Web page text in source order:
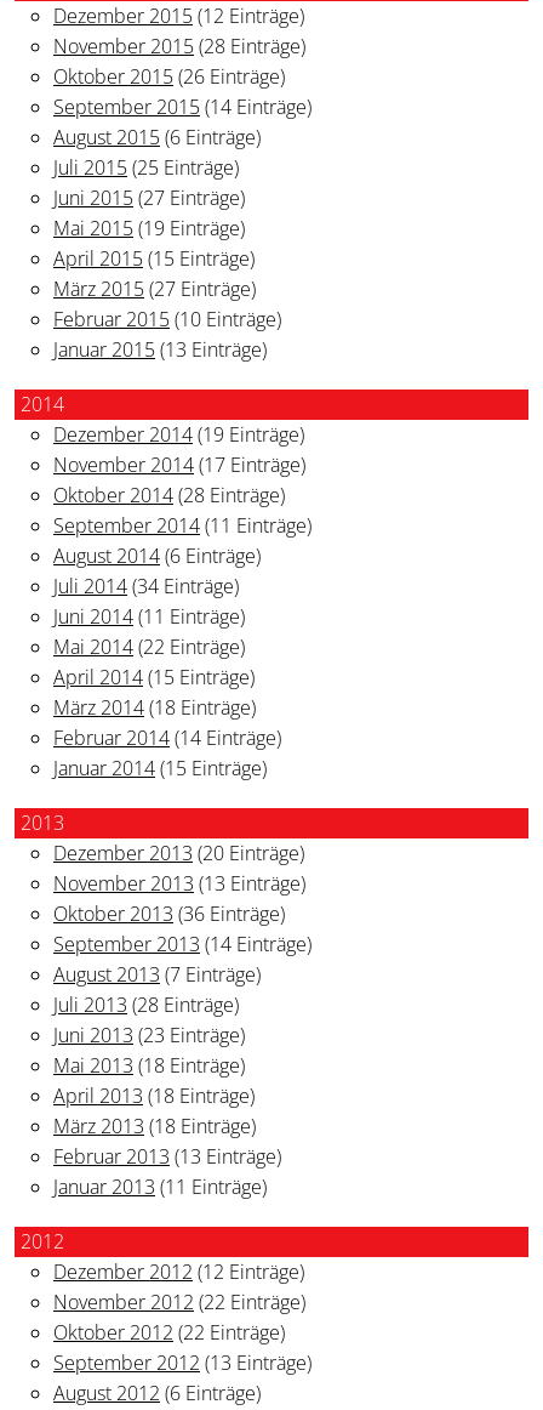
Dezember 2015(12 Einträge)
November 2015(28 Einträge)
Oktober 2015(26 Einträge)
September 2015(14 Einträge)
August 2015(6 Einträge)
Juli 2015(25 Einträge)
Juni 2015(27 Einträge)
Mai 2015(19 Einträge)
April 2015(15 Einträge)
März 2015(27 Einträge)
Februar 2015(10 Einträge)
Januar 2015(13 Einträge)
2014
Dezember 2014(19 Einträge)
November 2014(17 Einträge)
Oktober 2014(28 Einträge)
September 2014(11 Einträge)
August 2014(6 Einträge)
Juli 2014(34 Einträge)
Juni 2014(11 Einträge)
Mai 2014(22 Einträge)
April 2014(15 Einträge)
März 2014(18 Einträge)
Februar 2014(14 Einträge)
Januar 2014(15 Einträge)
2013
Dezember 2013 (20 Einträge)
November 2013 (13 Einträge)
Oktober 2013 (36 Einträge)
September 2013 (14 Einträge)
August 2013 (7 Einträge)
Juli 2013 (28 Einträge)
Juni 2013 (23 Einträge)
Mai 2013 (18 Einträge)
April 2013 (18 Einträge)
März 2013 (18 Einträge)
Februar 2013 (13 Einträge)
Januar 2013 (11 Einträge)
2012
Dezember 2012 (12 Einträge)
November 2012 (22 Einträge)
Oktober 2012 (22 Einträge)
September 2012 (13 Einträge)
August 2012 (6 Einträge)